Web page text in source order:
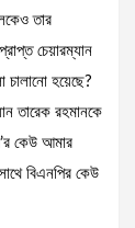
তার
চেয়ারম্যান
চালানো হয়েছে?
তারেক রহমানকে
কেউ আমার
বিএনপির কেউ